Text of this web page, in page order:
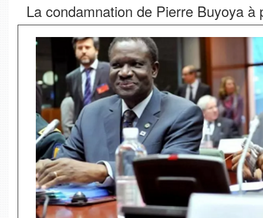
La condamnation de Pierre Buyoya à